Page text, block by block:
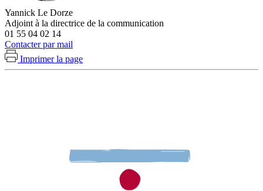
Yannick Le Dorze
Adjoint à la directrice de la communication
01 55 04 02 14
Contacter par mail
Imprimer la page